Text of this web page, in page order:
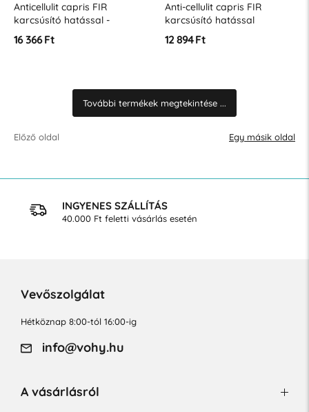
Anticellulit capris FIR
karcsúsító hatással -
&quot;XL&quot; méretben
16 366 Ft
Anti-cellulit capris FIR
karcsúsító hatással
12 894 Ft
További termékek megtekintése ...
Előző oldal Egy másik oldal
INGYENES SZÁLLÍTÁS
40.000 Ft feletti vásárlás esetén
Vevőszolgálat
Hétköznap 8:00-tól 16:00-ig
info@vohy.hu
A vásárlásról